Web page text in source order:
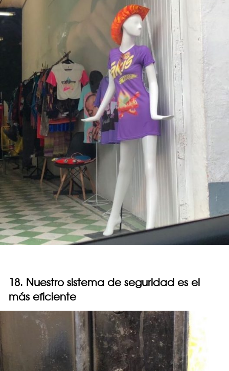
18. Nuestro sistema de seguridad es el
más eficiente